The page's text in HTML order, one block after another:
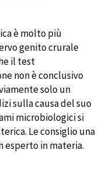
è molto più
genito crurale
il test
non è conclusivo
solo un
sulla causa del suo
microbiologici si
Le consiglio una
esperto in materia.